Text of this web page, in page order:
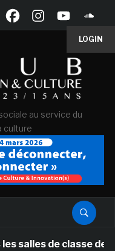
LOGIN
au service du
culture
classe des écoles